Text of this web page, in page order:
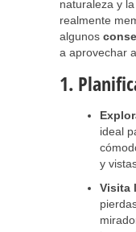
naturaleza y
realmente
algunos
a aprovechar
1.
ideal
y
Visita